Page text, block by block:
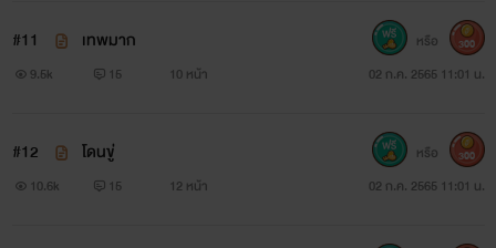
#11 เทพมาก
9.5k 15 10 หน้า 02 ก.ค. 2565 11:01 น.
หรือ 300
#12 โดนขู่
10.6k 15 12 หน้า 02 ก.ค. 2565 11:01 น.
หรือ 300